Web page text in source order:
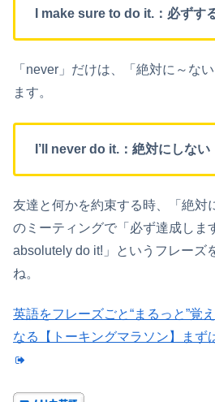
I make sure to do it.：必ずす
「never」だけは、「絶対に～な
ます。
I’ll never do it.：絶対にしない
友達と何かを約束する時、「絶対
のミーティングで「必ず達成しま
absolutely do it!」というフレーズ
ね。
英語をフレーズごと“まるっと”覚
なる【トーキングマラソン】まず